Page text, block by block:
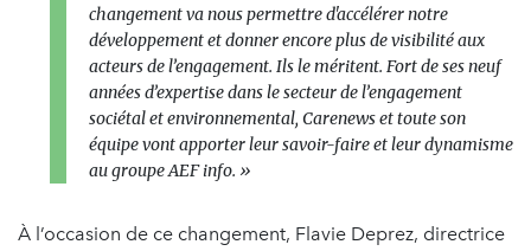
changement va nous permettre d'accélérer notre
développement et donner encore plus de visibilité aux
acteurs de l’engagement. Ils le méritent. Fort de ses neuf
années d’expertise dans le secteur de l’engagement
sociétal et environnemental, Carenews et toute son
équipe vont apporter leur savoir-faire et leur dynamisme
au groupe AEF info. »
À l’occasion de ce changement, Flavie Deprez, directrice